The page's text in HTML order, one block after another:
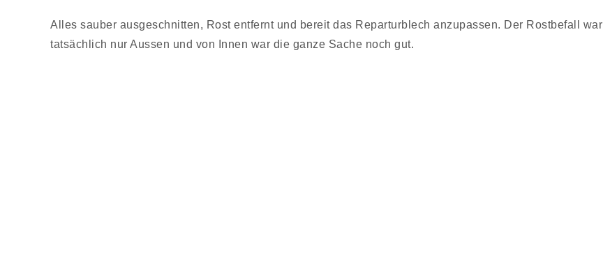
Alles sauber ausgeschnitten, Rost entfernt und bereit das Reparturblech anzupassen. Der Rostbefall war
tatsächlich nur Aussen und von Innen war die ganze Sache noch gut.